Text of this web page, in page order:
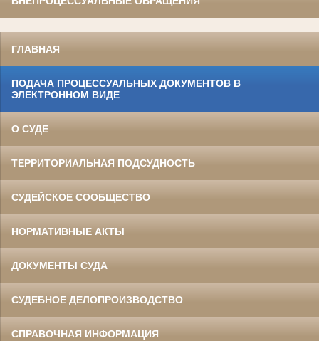
ГЛАВНАЯ
ПОДАЧА ПРОЦЕССУАЛЬНЫХ ДОКУМЕНТОВ В
ЭЛЕКТРОННОМ ВИДЕ
О СУДЕ
ТЕРРИТОРИАЛЬНАЯ ПОДСУДНОСТЬ
СУДЕЙСКОЕ СООБЩЕСТВО
НОРМАТИВНЫЕ АКТЫ
ДОКУМЕНТЫ СУДА
СУДЕБНОЕ ДЕЛОПРОИЗВОДСТВО
СПРАВОЧНАЯ ИНФОРМАЦИЯ